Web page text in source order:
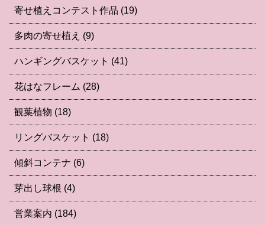
寄せ植えコンテスト作品 (19)
多肉の寄せ植え (9)
ハンギングバスケット (41)
花はなフレーム (28)
観葉植物 (18)
リングバスケット (18)
傾斜コンテナ (6)
芽出し球根 (4)
営業案内 (184)